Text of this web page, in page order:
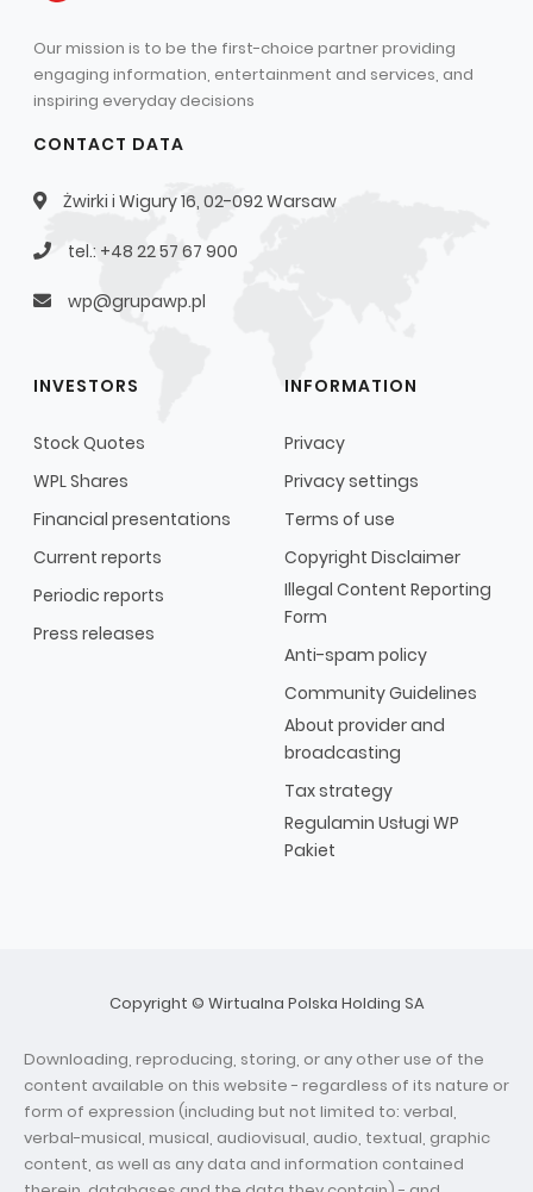
Our mission is to be the first-choice partner providing
engaging information, entertainment and services, and
inspiring everyday decisions
CONTACT DATA
Żwirki i Wigury 16, 02-092 Warsaw
tel.: +48 22 57 67 900
wp@grupawp.pl
INVESTORS
Stock Quotes
WPL Shares
Financial presentations
Current reports
Periodic reports
Press releases
INFORMATION
Privacy
Privacy settings
Terms of use
Copyright Disclaimer
Illegal Content Reporting
Form
Anti-spam policy
Community Guidelines
About provider and
broadcasting
Tax strategy
Regulamin Usługi WP
Pakiet
Copyright © Wirtualna Polska Holding SA
Downloading, reproducing, storing, or any other use of the
content available on this website - regardless of its nature or
form of expression (including but not limited to: verbal,
verbal-musical, musical, audiovisual, audio, textual, graphic
content, as well as any data and information contained